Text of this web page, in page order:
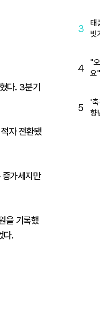
다. 3분기
자 전환됐
가세지만
을 기록했
다.
3
태
빗
4
"
요
5
'
향